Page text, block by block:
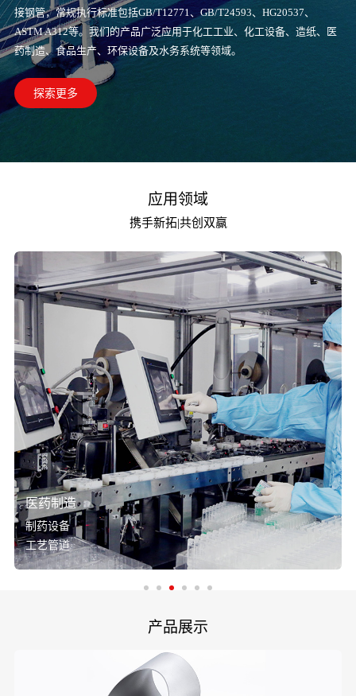
接钢管，常规执行标准包括GB/T12771、GB/T24593、HG20537、
ASTM A312等。我们的产品广泛应用于化工工业、化工设备、造纸、医
药制造、食品生产、环保设备及水务系统等领域。
探索更多
应用领域
携手新拓|共创双赢
医药制造
制药设备
工艺管道
产品展示